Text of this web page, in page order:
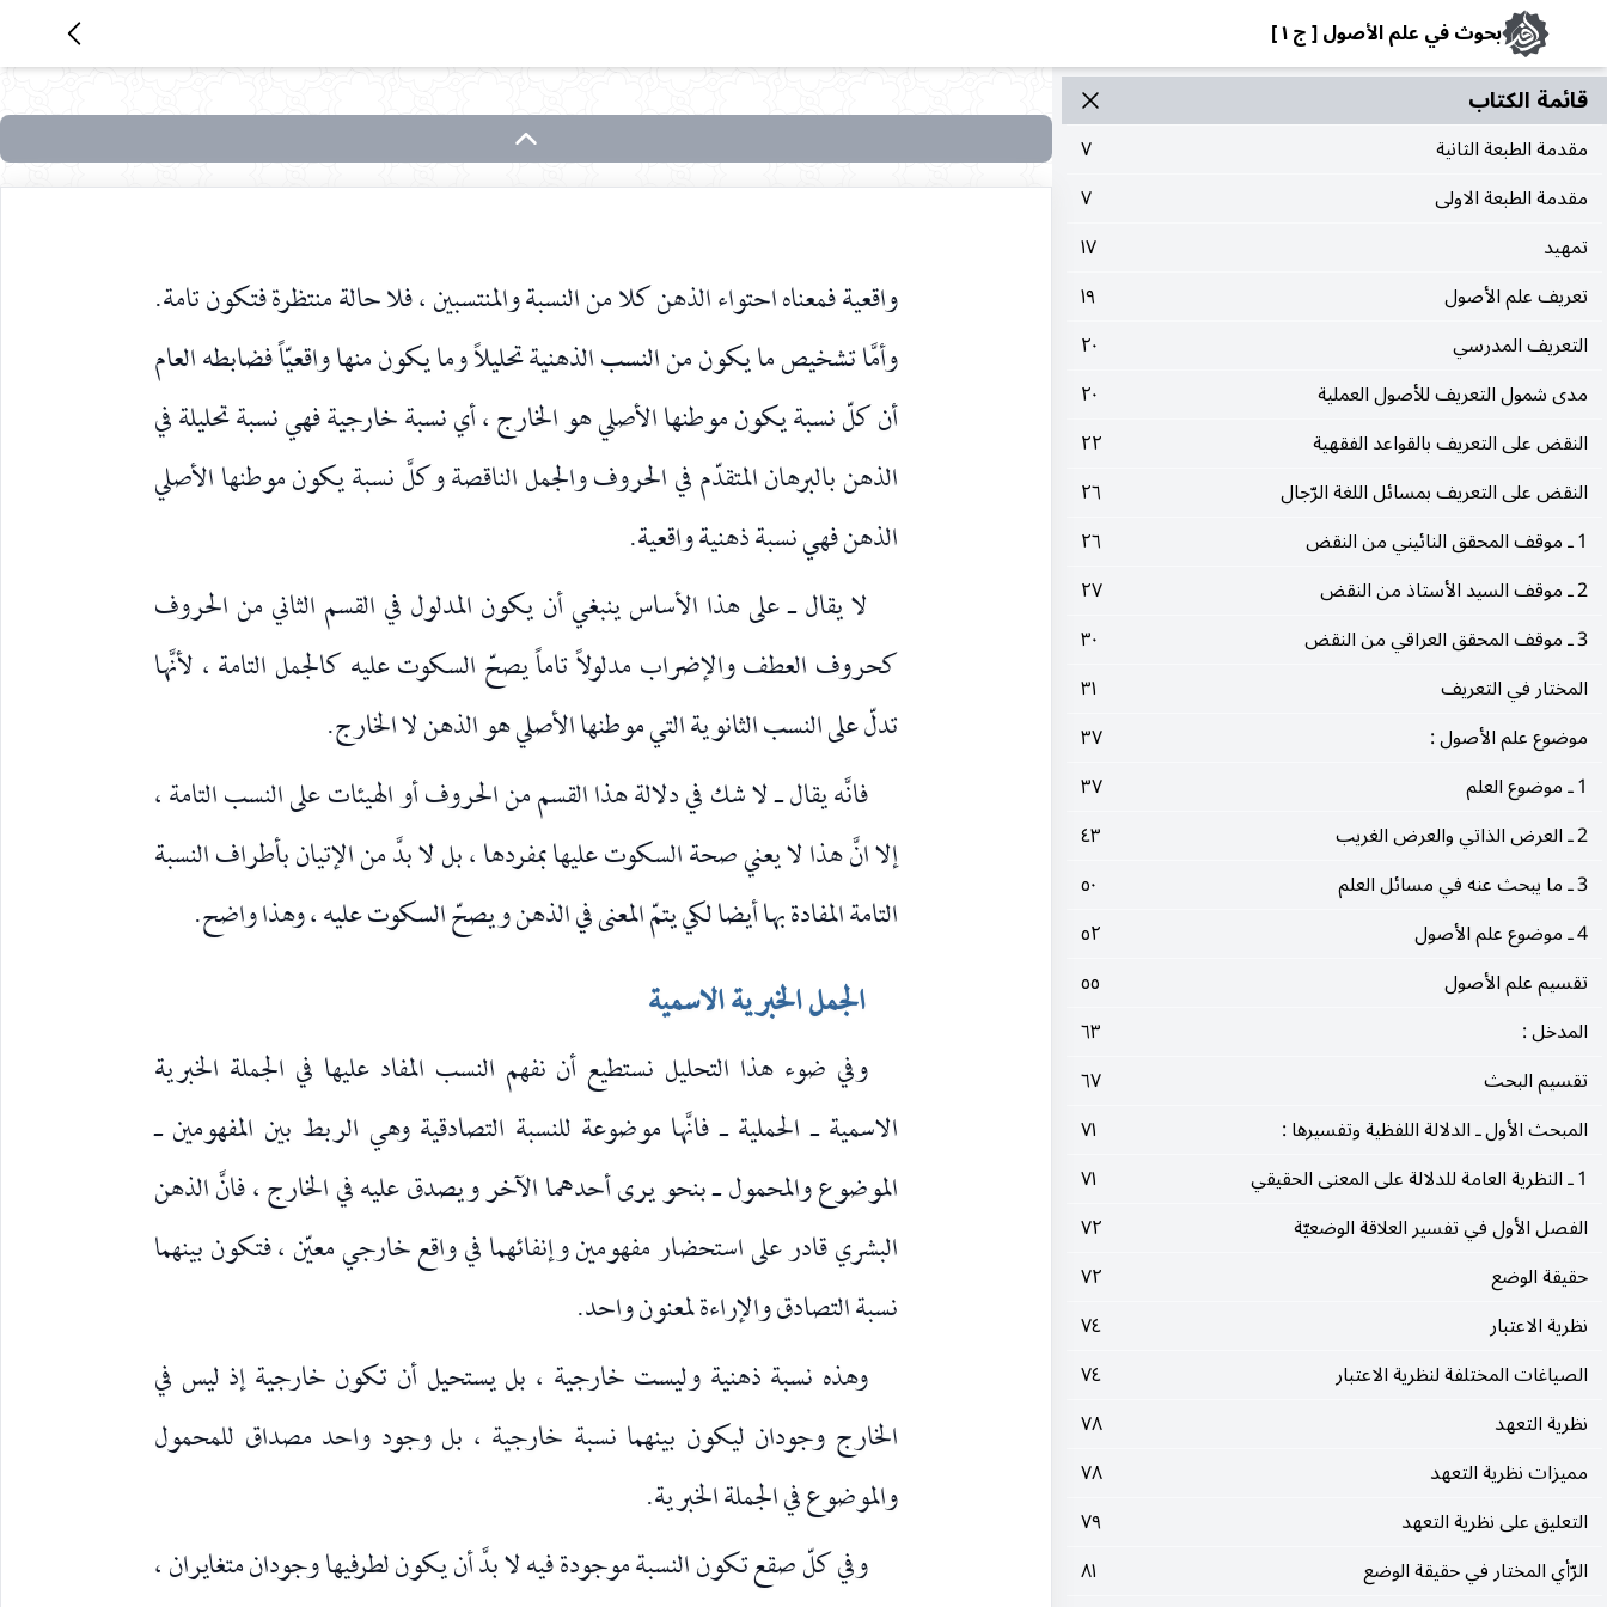
بحوث في علم الأصول [ ج ١ ]
قائمة الکتاب
مقدمة الطبعة الثانية
٧
مقدمة الطبعة الاولى
٧
تمهيد
١٧
تعريف علم الأصول
١٩
التعريف المدرسي
٢٠
مدى شمول التعريف للأصول العملية
٢٠
النقض على التعريف بالقواعد الفقهية
٢٢
النقض على التعريف بمسائل اللغة الرّجال
٢٦
1 ـ موقف المحقق النائيني من النقض
٢٦
2 ـ موقف السيد الأستاذ من النقض
٢٧
3 ـ موقف المحقق العراقي من النقض
٣٠
المختار في التعريف
٣١
موضوع علم الأصول :
٣٧
1 ـ موضوع العلم
٣٧
2 ـ العرض الذاتي والعرض الغريب
٤٣
3 ـ ما يبحث عنه في مسائل العلم
٥٠
4 ـ موضوع علم الأصول
٥٢
تقسيم علم الأصول
٥٥
المدخل :
٦٣
تقسيم البحث
٦٧
المبحث الأول ـ الدلالة اللفظية وتفسيرها :
٧١
1 ـ النظرية العامة للدلالة على المعنى الحقيقي
٧١
الفصل الأول في تفسير العلاقة الوضعيّة
٧٢
حقيقة الوضع
٧٢
نظرية الاعتبار
٧٤
الصياغات المختلفة لنظرية الاعتبار
٧٤
نظرية التعهد
٧٨
مميزات نظرية التعهد
٧٨
التعليق على نظرية التعهد
٧٩
الرّأي المختار في حقيقة الوضع
٨١
البحث
البحث
في
واقعية فمعناه احتواء الذهن كلا من النسبة والمنتسبين ، فلا حالة منتظرة فتكون تامة.
وأمَّا تشخيص ما يكون من النسب الذهنية تحليلاً وما يكون منها واقعيّاً فضابطه العام
أن كلّ نسبة يكون موطنها الأصلي هو الخارج ، أي نسبة خارجية فهي نسبة تحليلة في
الذهن بالبرهان المتقدّم في الحروف والجمل الناقصة وكلَّ نسبة يكون موطنها الأصلي
الذهن فهي نسبة ذهنية واقعية.
لا يقال ـ على هذا الأساس ينبغي أن يكون المدلول في القسم الثاني من الحروف
كحروف العطف والإضراب مدلولاً تاماً يصحّ السكوت عليه كالجمل التامة ، لأنَّها
تدلّ على النسب الثانوية التي موطنها الأصلي هو الذهن لا الخارج.
فانَّه يقال ـ لا شك في دلالة هذا القسم من الحروف أو الهيئات على النسب التامة ،
إلا انَّ هذا لا يعني صحة السكوت عليها بمفردها ، بل لا بدَّ من الإتيان بأطراف النسبة
التامة المفادة بها أيضا لكي يتمّ المعنى في الذهن ويصحّ السكوت عليه ، وهذا واضح.
الجمل الخبرية الاسمية
وفي ضوء هذا التحليل نستطيع أن نفهم النسب المفاد عليها في الجملة الخبرية
الاسمية ـ الحملية ـ فانَّها موضوعة للنسبة التصادقية وهي الربط بين المفهومين ـ
الموضوع والمحمول ـ بنحو يرى أحدهما الآخر ويصدق عليه في الخارج ، فانَّ الذهن
البشري قادر على استحضار مفهومين وإنفائهما في واقع خارجي معيّن ، فتكون بينهما
نسبة التصادق والإراءة لمعنون واحد.
وهذه نسبة ذهنية وليست خارجية ، بل يستحيل أن تكون خارجية إذ ليس في
الخارج وجودان ليكون بينهما نسبة خارجية ، بل وجود واحد مصداق للمحمول
والموضوع في الجملة الخبرية.
وفي كلّ صقع تكون النسبة موجودة فيه لا بدَّ أن يكون لطرفيها وجودان متغايران ،